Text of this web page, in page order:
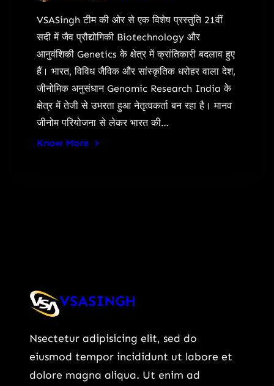
VSASingh टीम की ओर से एक विशेष प्रस्तुति 21वीं
सदी में जैव प्रौद्योगिकी Biotechnology और
आनुवंशिकी Genetics के क्षेत्र में क्रांतिकारी बदलाव हुए
हैं। भारत, विविध जैविक और सांस्कृतिक धरोहर वाला देश,
जीनोमिक अनुसंधान Genomic Research India के
क्षेत्र में तेजी से उभरता हुआ नेतृत्वकर्ता बन रहा है। मानव
जीनोम परियोजना से लेकर भारत की…
Know More
VSASINGH
Nsectetur adipisicing elit, sed do
eiusmod tempor incididunt ut labore et
dolore magna aliqua. Ut enim ad